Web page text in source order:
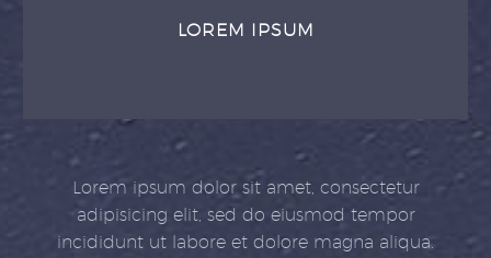
LOREM IPSUM
Lorem ipsum dolor sit amet, consectetur
adipisicing elit, sed do eiusmod tempor
incididunt ut labore et dolore magna aliqua.